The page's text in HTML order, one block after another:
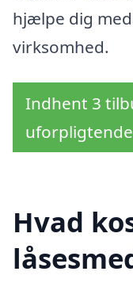
hjælpe dig
virksomhed.
Indhent 3
uforpligtende
Hvad